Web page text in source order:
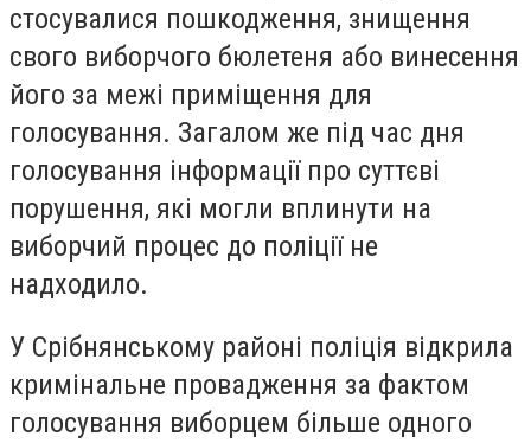
стосувалися пошкодження, знищення
свого виборчого бюлетеня або винесення
його за межі приміщення для
голосування. Загалом же під час дня
голосування інформації про суттєві
порушення, які могли вплинути на
виборчий процес до поліції не
надходило.
У Срібнянському районі поліція відкрила
кримінальне провадження за фактом
голосування виборцем більше одного